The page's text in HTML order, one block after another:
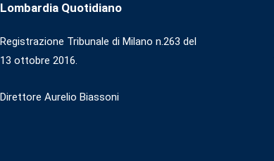
Lombardia Quotidiano
Registrazione Tribunale di Milano n.263 del
13 ottobre 2016.
Direttore Aurelio Biassoni